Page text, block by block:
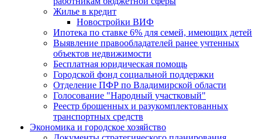
Жилье в кредит
Новостройки ВИФ
Ипотека по ставке 6% для семей, имеющих детей
Выявление правообладателей ранее учтенных
объектов недвижимости
Бесплатная юридическая помощь
Городской фонд социальной поддержки
Отделение ПФР по Владимирской области
Голосование "Народный участковый"
Реестр брошенных и разукомплектованных
транспортных средств
Экономика и городское хозяйство